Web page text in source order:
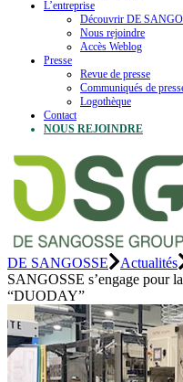
L’entreprise
Découvrir DE
Nous rejoindre
Accès Weblog
Presse
Revue de presse
Communiqués de
Logothèque
Contact
NOUS REJOINDRE
DE SANGOSSE Actualités
SANGOSSE s’engage pour
“DUODAY”